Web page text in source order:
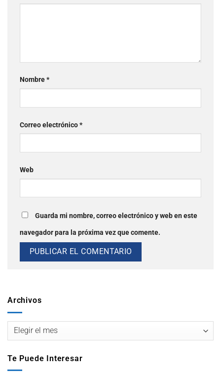
Archivos
Te Puede Interesar
Nombre*
Correo electrónico*
Web
Guarda mi nombre, correo electrónico y web en este
navegador para la próxima vez que comente.